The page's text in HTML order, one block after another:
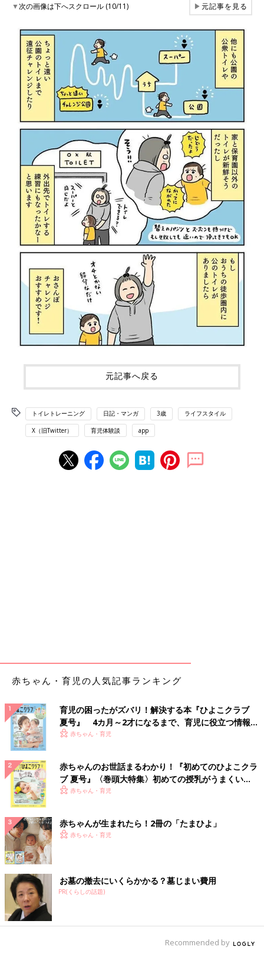
▼次の画像は下へスクロール (10/11) ▶元記事を見る
元記事へ戻る
トイレトレーニング 日記・マンガ 3歳 ライフスタイル
X（旧Twitter） 育児体験談 app
赤ちゃん・育児の人気記事ランキング
育児の困ったがズバリ！解決する本『ひよこクラブ
夏号』 4カ月～2才になるまで、育児に役立つ情報が
いっぱい！
赤ちゃん・育児
赤ちゃんのお世話まるわかり！『初めてのひよこクラ
ブ 夏号』〈巻頭大特集〉初めての授乳がうまくい
く！ おっぱい・ミルクの基本と夏のトラブル 解決テ
赤ちゃん・育児
赤ちゃんが生まれたら！2冊の「たまひよ」
赤ちゃん・育児
お墓の撤去にいくらかかる？墓じまい費用
PR(くらしの話題)
Recommended by